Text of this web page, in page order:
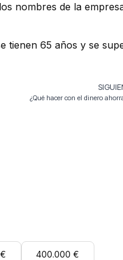
nombres de la
tienen 65 años y se
¿Qué hacer con el dinero
400.000 €